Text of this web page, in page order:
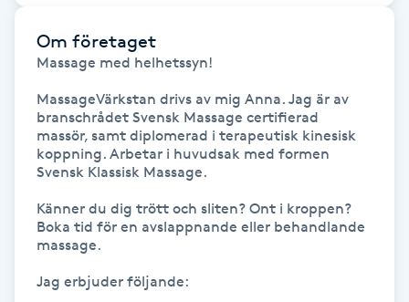
Fransrengöring
Frekvensterapi
Friskvård
Friskvårdsmassage
Frisör
Om företaget
Massage med helhetssyn!
MassageVärkstan drivs av mig Anna. Jag är av
branschrådet Svensk Massage certifierad
massör, samt diplomerad i terapeutisk kinesisk
koppning. Arbetar i huvudsak med formen
Svensk Klassisk Massage.
Känner du dig trött och sliten? Ont i kroppen?
Boka tid för en avslappnande eller behandlande
massage.
Jag erbjuder följande: